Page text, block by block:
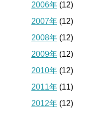
2006年 (12)
2007年 (12)
2008年 (12)
2009年 (12)
2010年 (12)
2011年 (11)
2012年 (12)